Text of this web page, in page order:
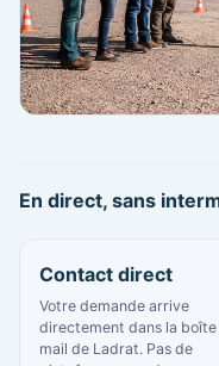
En direct, sans
Contact direct
Votre demande arrive
directement dans la boîte
mail de Ladrat. Pas de